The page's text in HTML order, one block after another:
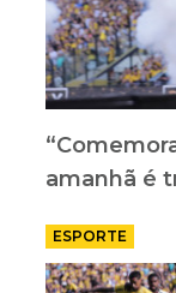
amanhã é
ESPORTE